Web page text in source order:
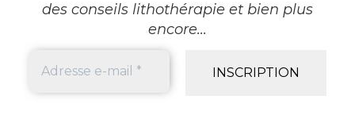
des conseils lithothérapie et bien plus
encore...